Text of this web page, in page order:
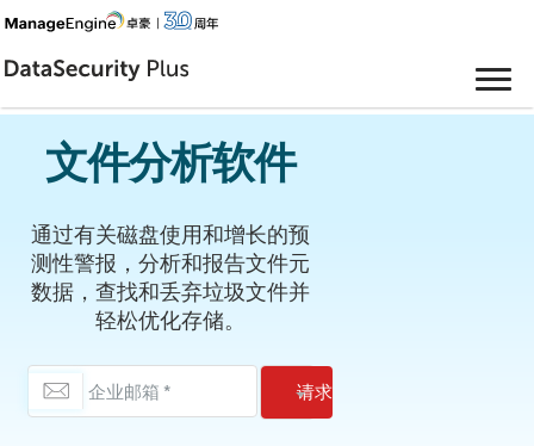
文件分析软件
通过有关磁盘使用和增长的预
测性警报，分析和报告文件元
数据，查找和丢弃垃圾文件并
轻松优化存储。